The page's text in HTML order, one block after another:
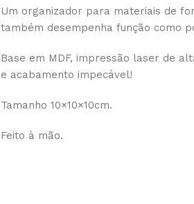
Um organizador para materiais de
também desempenha função como
Base em MDF, impressão laser de
e acabamento impecável!
Tamanho 10×10×10cm.
Feito à mão.